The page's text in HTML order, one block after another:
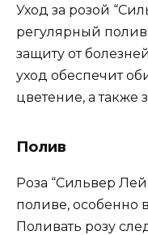
Уход за розой
регулярный
защиту от
уход обеспечит
цветение, а также
Полив
Роза “Сильвер
поливе, особенно
Поливать розу